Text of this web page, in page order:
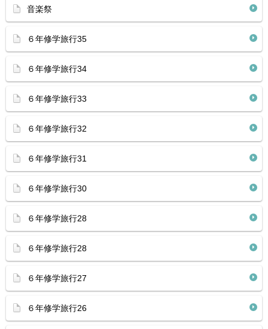
音楽祭
６年修学旅行35
６年修学旅行34
６年修学旅行33
６年修学旅行32
６年修学旅行31
６年修学旅行30
６年修学旅行28
６年修学旅行28
６年修学旅行27
６年修学旅行26